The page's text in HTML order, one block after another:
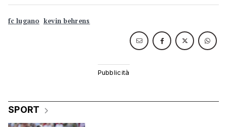
fc lugano kevin behrens
SPORT